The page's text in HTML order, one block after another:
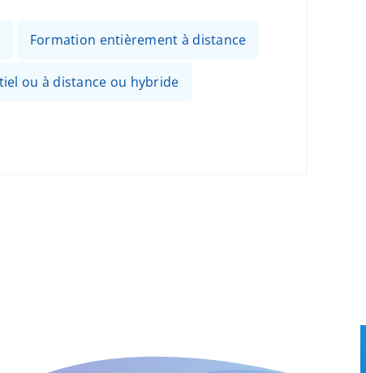
Formation entièrement à distance
ou à distance ou hybride